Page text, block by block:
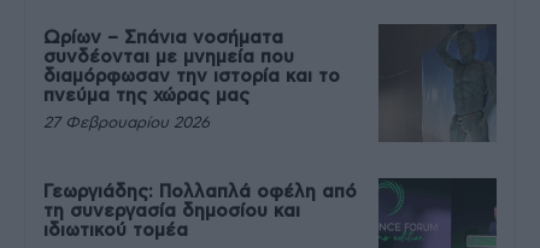
Ωρίων – Σπάνια νοσήματα
συνδέονται με μνημεία που
διαμόρφωσαν την ιστορία και το
πνεύμα της χώρας μας
27 Φεβρουαρίου 2026
Γεωργιάδης: Πολλαπλά οφέλη από
τη συνεργασία δημοσίου και
ιδιωτικού τομέα